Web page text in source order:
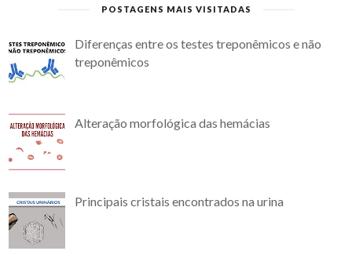
POSTAGENS MAIS VISITADAS
Diferenças entre os testes treponêmicos e não
treponêmicos
Alteração morfológica das hemácias
Principais cristais encontrados na urina